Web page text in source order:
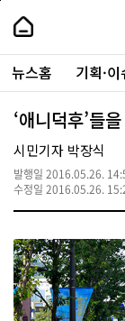
본
로
가
내
손
안
에
서
울
-
서
울
시
대
표
소
포
털
주
요
서
뉴스홈 기획·
‘애니덕후’들
시민기자 박장식
발행일 2016.05.26.
수정일 2016.05.26.
페
상
단
로